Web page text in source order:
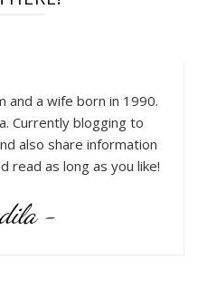
and a wife born in 1990.
Currently blogging to
also share information
read as long as you like!
-